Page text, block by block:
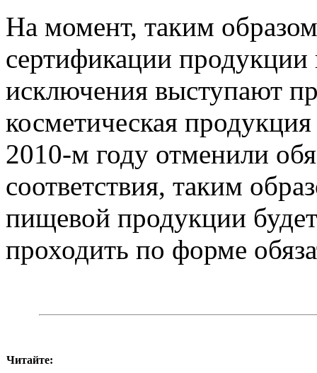
На момент, таким
сертификации продукции
исключения выступают
косметическая
2010-м году отменили
соответствия, таким
пищевой продукции
проходить по форме
Читайте: